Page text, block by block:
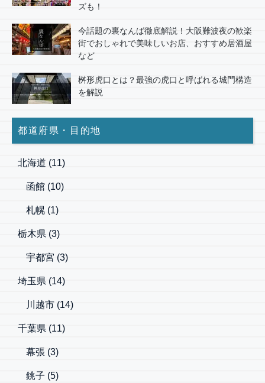
ズも！
今話題の裏なんば徹底解説！大阪難波夜の歓楽
街でおしゃれで美味しいお店、おすすめ居酒屋
など
桝形虎口とは？最強の虎口と呼ばれる城門構造
を解説
都道府県・目的地
北海道 (11)
函館 (10)
札幌 (1)
栃木県 (3)
宇都宮 (3)
埼玉県 (14)
川越市 (14)
千葉県 (11)
幕張 (3)
銚子 (5)